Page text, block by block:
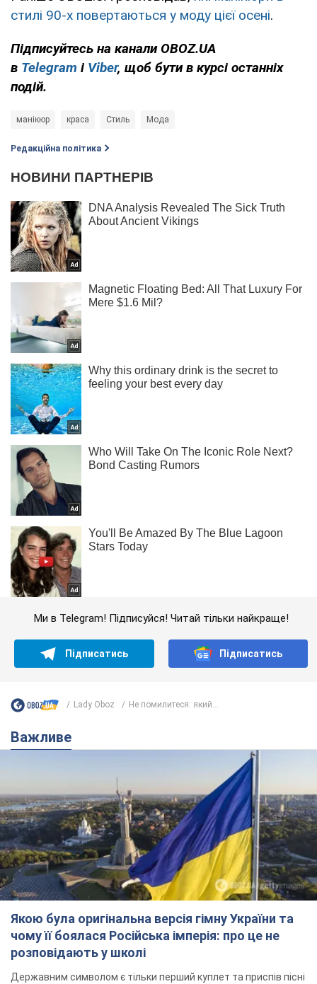
стилі 90-х повертаються у моду цієї осені.
Підписуйтесь на канали OBOZ.UA
в Telegram і Viber, щоб бути в курсі останніх
подій.
манікюр краса Стиль Мода
Редакційна політика
Ми в Telegram! Підписуйся! Читай тільки найкраще!
Підписатись Підписатись
Lady Oboz Не помилитеся: який...
Важливе
Якою була оригінальна версія гімну України та
чому її боялася Російська імперія: про це не
розповідають у школі
Державним символом є тільки перший куплет та приспів пісні